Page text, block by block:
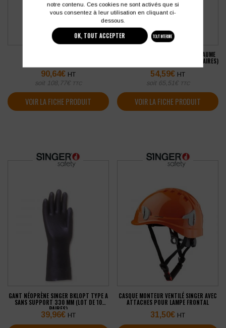
90,64€ HT
soit 108,77€ TTC
VOIR LA FICHE PRODUIT
GANT PEHD SINGER COUPURE D PAUME
ENDUITE PU JAUGE 13 (LOT DE 10 PAIRES)
54,59€ HT
soit 65,51 € TTC
VOIR LA FICHE PRODUIT
GANT NÉOPRÈNE SINGER BKLOPT TYPE A
SANS SUPPORT 330 MM (LOT DE 10
PAIRES)
39,96€ HT
CASQUE MONTEUR VENTILÉ SINGER AVEC
ATTACHES POUR LAMPE FRONTAL
31,50€ HT
notre contenu. Ces cookies ne sont activés que si
vous consentez à leur utilisation en cliquant ci-
dessous.
OK, TOUT ACCEPTER TOUT INTERDIRE